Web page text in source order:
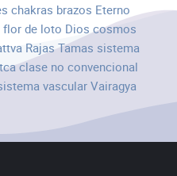
chakras brazos Eterno
flor de loto Dios cosmos
Rajas Tamas sistema
clase no convencional
vascularVairagya